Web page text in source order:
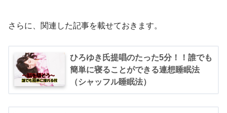
さらに、関連した記事を載せておきます。
ひろゆき氏提唱のたった5分！！誰でも
簡単に寝ることができる連想睡眠法
（シャッフル睡眠法）